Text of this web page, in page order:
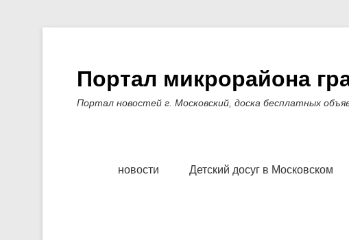
Портал микрорайона
Портал новостей г. Московский, доска бесплатных
Перейти к содержимому
новости Детский досуг в Московском